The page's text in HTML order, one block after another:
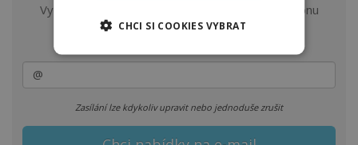
Vyzkoušejte odběr nových nabídek práce z regionu
Ostrava a okolína e-mail.
Zasílání lze kdykoliv upravit nebo jednoduše zrušit
CHCI SI COOKIES VYBRAT